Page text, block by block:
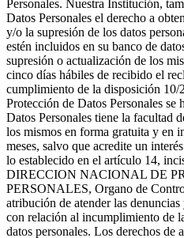
Personales. Nuestra Institución,
Datos Personales el derecho a
y/o la supresión de los datos
estén incluidos en su banco de
supresión o actualización de los
cinco días hábiles de recibido el
cumplimiento de la disposición
Protección de Datos Personales se
Datos Personales tiene la facultad
los mismos en forma gratuita y en
meses, salvo que acredite un
lo establecido en el artículo 14,
DIRECCION NACIONAL DE
PERSONALES, Organo de
atribución de atender las
con relación al incumplimiento de
datos personales. Los derechos de